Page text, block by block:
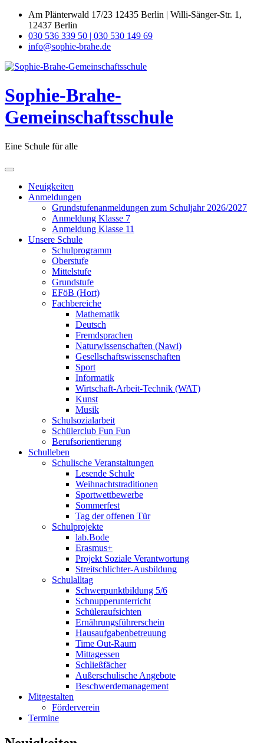
Skip
content
Am Plänterwald 17/23 12435 Berlin | Willi-Sänger-Str. 1,
12437 Berlin
030 536 339 50 | 030 530 149 69
info@sophie-brahe.de
Sophie-Brahe-
Gemeinschaftsschule
Eine Schule für alle
Neuigkeiten
Anmeldungen
Grundstufenanmeldungen zum Schuljahr 2026/2027
Anmeldung Klasse 7
Anmeldung Klasse 11
Unsere Schule
Schulprogramm
Oberstufe
Mittelstufe
Grundstufe
EFöB (Hort)
Fachbereiche
Mathematik
Deutsch
Fremdsprachen
Naturwissenschaften (Nawi)
Gesellschaftswissenschaften
Sport
Informatik
Wirtschaft-Arbeit-Technik (WAT)
Kunst
Musik
Schulsozialarbeit
Schülerclub Fun Fun
Berufsorientierung
Schulleben
Schulische Veranstaltungen
Lesende Schule
Weihnachtstraditionen
Sportwettbewerbe
Sommerfest
Tag der offenen Tür
Schulprojekte
lab.Bode
Erasmus+
Projekt Soziale Verantwortung
Streitschlichter-Ausbildung
Schulalltag
Schwerpunktbildung 5/6
Schnupperunterricht
Schüleraufsichten
Ernährungsführerschein
Hausaufgabenbetreuung
Time Out-Raum
Mittagessen
Schließfächer
Außerschulische Angebote
Beschwerdemanagement
Mitgestalten
Förderverein
Termine